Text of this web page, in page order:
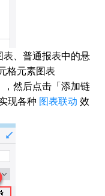
、普通报表中的悬
格元素图表
然后点击「添加链
现各种 图表联动 效